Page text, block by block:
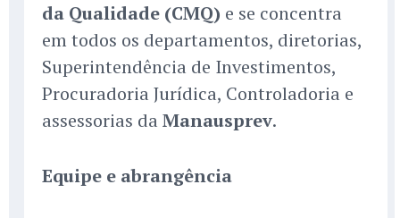
da Qualidade (CMQ) e se concentra
em todos os departamentos, diretorias,
Superintendência de Investimentos,
Procuradoria Jurídica, Controladoria e
assessorias da Manausprev.
Equipe e abrangência